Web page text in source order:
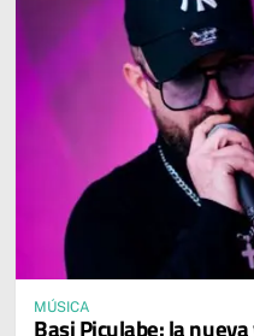
MÚSICA
Basi Piculabe: la